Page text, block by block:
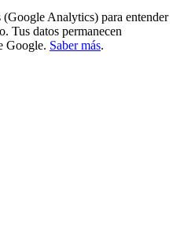
Analytics) para entender
Tus datos permanecen
Google. Saber más.